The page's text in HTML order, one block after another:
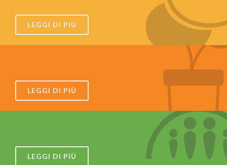
LEGGI DI PIÙ
LEGGI DI PIÙ
LEGGI DI PIÙ